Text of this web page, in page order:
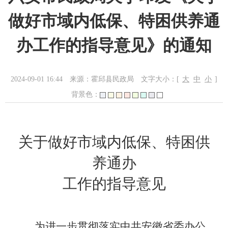
做好市域内低保、特困供养通
办工作的指导意见》的通知
2024-09-01 16:44 来源：霍邱县民政局 文字大小：[ 大 中 小 ]
背景色：
关于做好市域内低保、特困供
养通办
工作的指导意见